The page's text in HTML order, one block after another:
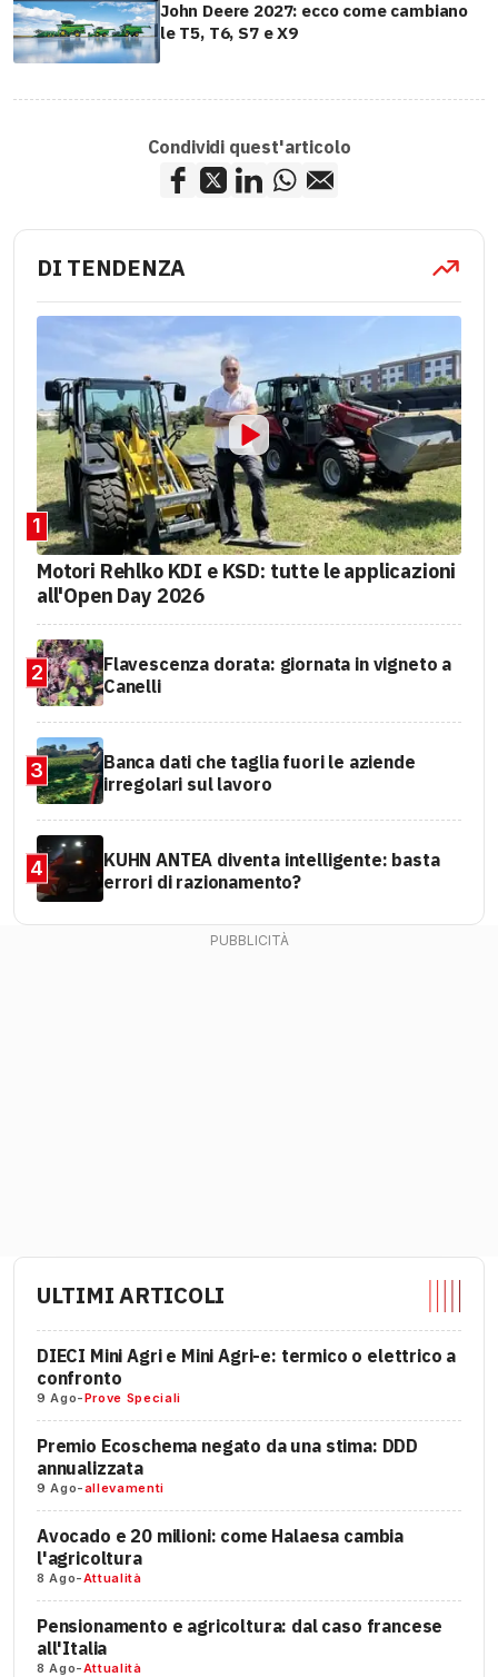
John Deere 2027: ecco come cambiano
le T5, T6, S7 e X9
Condividi quest'articolo
DI TENDENZA
1
Motori Rehlko KDI e KSD: tutte le applicazioni
all'Open Day 2026
2
Flavescenza dorata: giornata in vigneto a
Canelli
3
Banca dati che taglia fuori le aziende
irregolari sul lavoro
4
KUHN ANTEA diventa intelligente: basta
errori di razionamento?
ULTIMI ARTICOLI
DIECI Mini Agri e Mini Agri-e: termico o elettrico a
confronto
9 Ago-Prove Speciali
Premio Ecoschema negato da una stima: DDD
annualizzata
9 Ago-allevamenti
Avocado e 20 milioni: come Halaesa cambia
l'agricoltura
8 Ago-Attualità
Pensionamento e agricoltura: dal caso francese
all'Italia
8 Ago-Attualità